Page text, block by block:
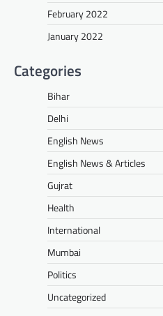
February 2022
January 2022
Categories
Bihar
Delhi
English News
English News & Articles
Gujrat
Health
International
Mumbai
Politics
Uncategorized